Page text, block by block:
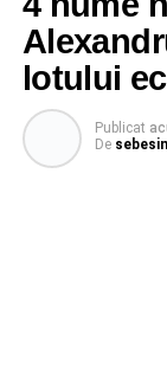
lotului
Publicat
De